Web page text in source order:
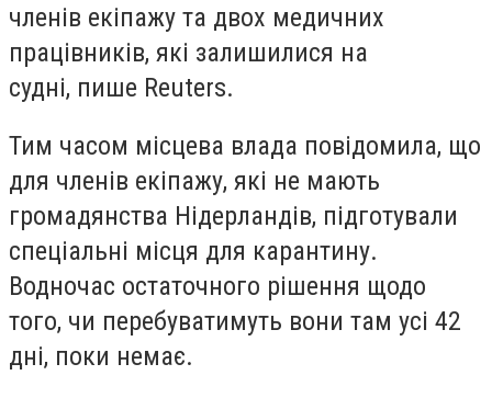
членів екіпажу та двох медичних
працівників, які залишилися на
судні, пише Reuters.
Тим часом місцева влада повідомила, що
для членів екіпажу, які не мають
громадянства Нідерландів, підготували
спеціальні місця для карантину.
Водночас остаточного рішення щодо
того, чи перебуватимуть вони там усі 42
дні, поки немає.